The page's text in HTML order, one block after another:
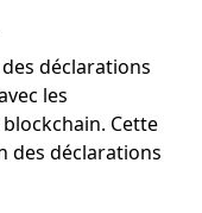
déclarations
les
Cette
des déclarations